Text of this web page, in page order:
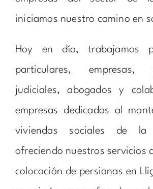
iniciamos nuestro camino en
Hoy en día, trabajamos
particulares, empresas,
judiciales, abogados y
empresas dedicadas al
viviendas sociales de la
ofreciendo nuestros servicios
colocación de persianas en